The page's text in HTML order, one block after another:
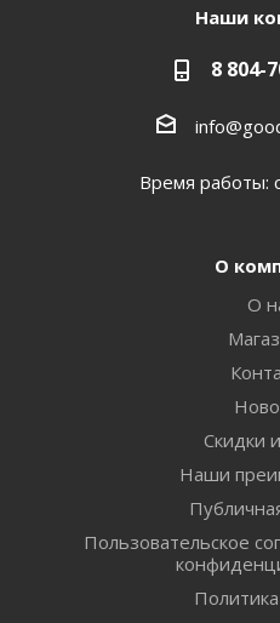
Наши
8 804-
Время работы:
О
О
Скидки
Наши
Пользовательское